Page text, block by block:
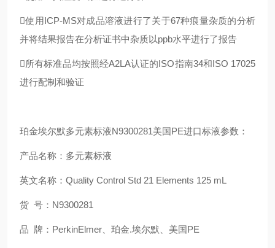
使用ICP-MS对成品溶液进行了关于67种痕量杂质的分析
并将结果报告在分析证书中杂质以ppb水平进行了报告
所有标准品均按照经A2LA认证的ISO指南34和ISO 17025
进行配制和验证
珀金埃尔默多元素标液N9300281美国PE进口标液参数：
产品名称：多元素标液
英文名称：Quality Control Std 21 Elements 125 mL
货 号：N9300281
品 牌：PerkinElmer、珀金.埃尔默、美国PE